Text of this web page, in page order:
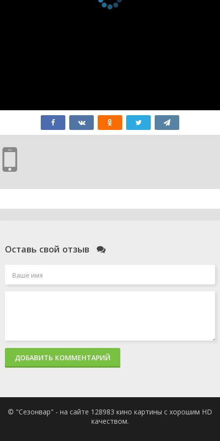
Оставь свой отзыв
ДОБАВИТЬ КОММЕНТАРИЙ
© "Сезонвар" - на сайте 128983 кино картины с хорошим HD
качеством.